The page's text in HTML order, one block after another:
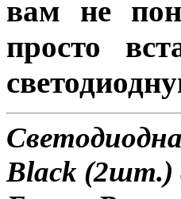
вам не
просто
Black (2шт.)